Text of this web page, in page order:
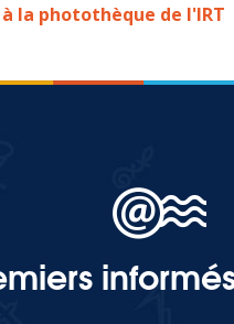
la photothèque de l'IRT